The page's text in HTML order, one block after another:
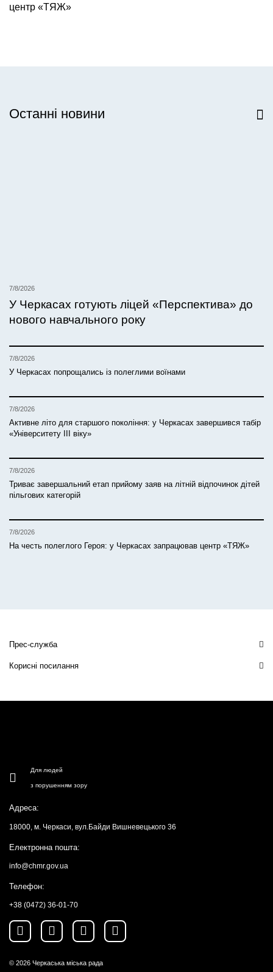
центр «ТЯЖ»
Останні новини
7/8/2026
У Черкасах готують ліцей «Перспектива» до
нового навчального року
7/8/2026
У Черкасах попрощались із полеглими воїнами
7/8/2026
Активне літо для старшого покоління: у Черкасах завершився табір
«Університету ІІІ віку»
7/8/2026
Триває завершальний етап прийому заяв на літній відпочинок дітей
пільгових категорій
7/8/2026
На честь полеглого Героя: у Черкасах запрацював центр «ТЯЖ»
Прес-служба
Корисні посилання
Для людей
з порушенням зору
Адреса:
18000, м. Черкаси, вул.Байди Вишневецького 36
Електронна пошта:
info@chmr.gov.ua
Телефон:
+38 (0472) 36-01-70
© 2026 Черкаська міська рада